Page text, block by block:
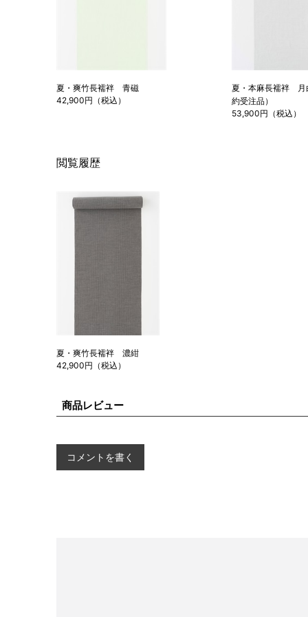
夏・爽竹長襦袢 青磁
42,900円（税込）
夏・本麻長襦袢 月
約受注品）
53,900円（税込）
閲覧履歴
夏・爽竹長襦袢 濃紺
42,900円（税込）
商品レビュー
コメントを書く